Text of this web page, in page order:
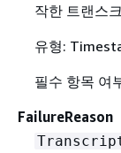
작한 트랜스
유형:
필수 항목 여
FailureReason